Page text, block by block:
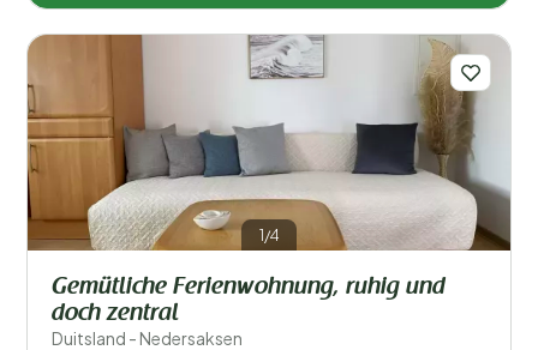
1/4
Gemütliche Ferienwohnung, ruhig und
doch zentral
Duitsland - Nedersaksen